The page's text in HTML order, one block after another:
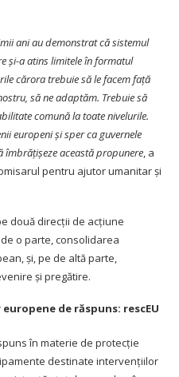
ani au demonstrat că sistemul
și-a atins limitele în formatul
cărora trebuie să le facem față
să ne adaptăm. Trebuie să
comună la toate nivelurile.
europeni și sper ca guvernele
îmbrățișeze această propunere, a
pentru ajutor umanitar și
două direcții de acțiune
o parte, consolidarea
și, pe de altă parte,
și pregătire.
de răspuns: rescEU
în materie de protecție
destinate intervențiilor